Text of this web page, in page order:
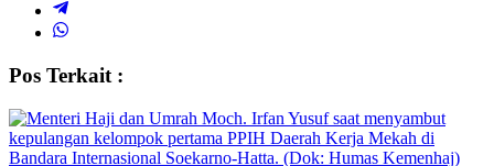
Pos Terkait :